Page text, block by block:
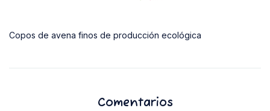
Copos de avena finos de producción ecológica
Comentarios